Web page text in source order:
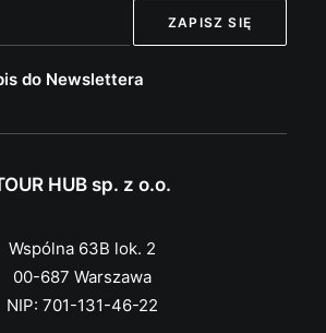
do Newslettera
HUB sp. z o.o.
Wspólna 63B lok. 2
00-687 Warszawa
NIP: 701-131-46-22